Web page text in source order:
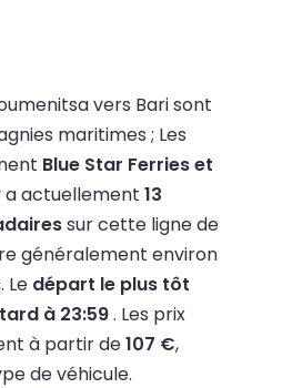
vers Bari sont
maritimes ; Les
Blue Star Ferries et
a actuellement 13
sur cette ligne de
généralement environ
. Le départ le plus tôt
à 23:59. Les prix
à partir de107 €,
de véhicule.